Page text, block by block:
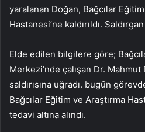
yaralanan Doğan, Bağcılar
Hastanesi’ne kaldırıldı.
Elde edilen bilgilere göre;
Merkezi’nde çalışan Dr. Mahmut
saldırısına uğradı. bugün
Bağcılar Eğitim ve Araştırma
tedavi altına alındı.